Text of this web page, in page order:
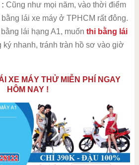
Cũng như mọi năm, vào thời điểm
lái xe máy ở TPHCM rất đông.
lái hạng A1, muốn thi bằng lái
nhanh, tránh tràn hồ sơ vào giờ
XE MÁY THỬ MIỄN PHÍ NGAY
HÔM NAY !